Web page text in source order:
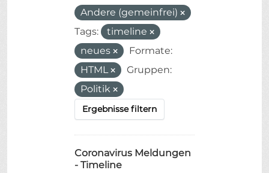
Andere (gemeinfrei)
Tags:
timeline
neues
Formate:
HTML
Gruppen:
Politik
Ergebnisse filtern
Coronavirus Meldungen
- Timeline